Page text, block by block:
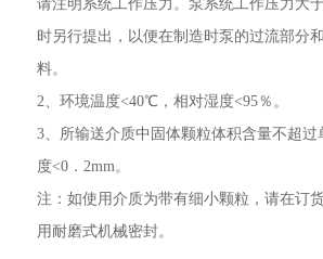
请注明系统工作压力。泵系统工作压力大
时另行提出，以便在制造时泵的过流部分
料。
2、环境温度<40℃，相对湿度<95％。
3、所输送介质中固体颗粒体积含量不超过
度<0．2mm。
注：如使用介质为带有细小颗粒，请在订
用耐磨式机械密封。